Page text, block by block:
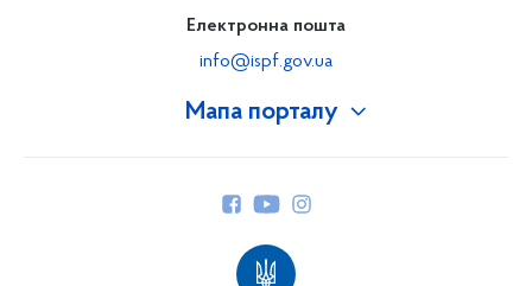
Мапа порталу
Електронна пошта
info@ispf.gov.ua